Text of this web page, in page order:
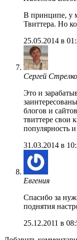
В принципе, у
Твиттера. Но
25.05.2014 в
Сергей
Это и
блогов и
твиттере свои
популярность
31.03.2014 в
Евгения
Спасибо за
поднятия
25.12.2011 в